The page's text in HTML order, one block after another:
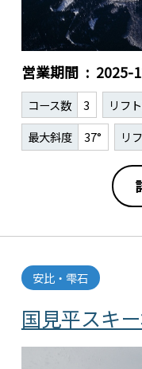
営業期間 2025-
コース数 3 リフ
最大斜度
37° リ
国見平スキ
安比・雫石